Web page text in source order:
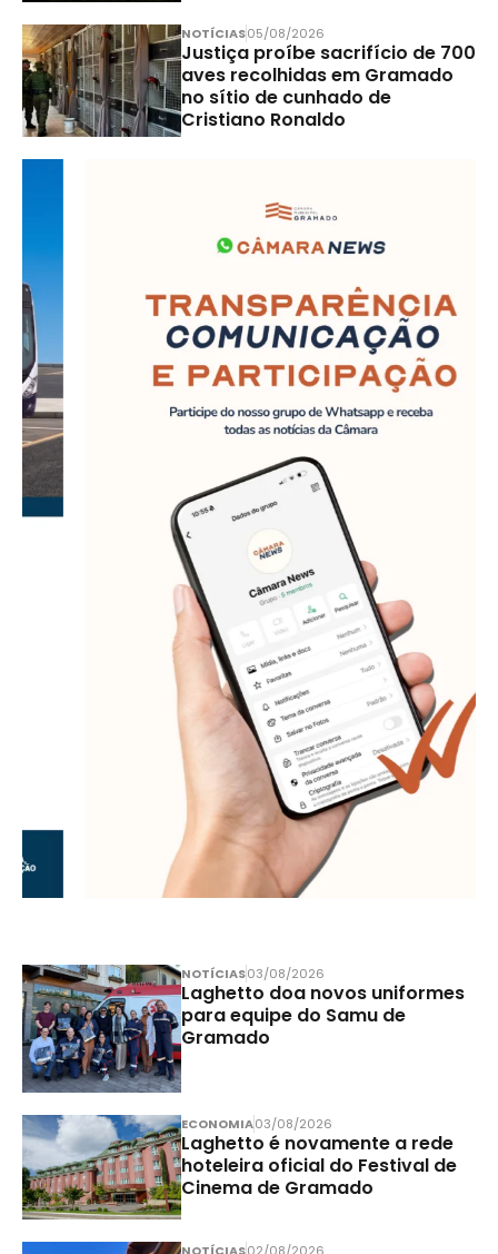
NOTÍCIAS05/08/2026
Justiça proíbe sacrifício de 700
aves recolhidas em Gramado
no sítio de cunhado de
Cristiano Ronaldo
NOTÍCIAS03/08/2026
Laghetto doa novos uniformes
para equipe do Samu de
Gramado
ECONOMIA03/08/2026
Laghetto é novamente a rede
hoteleira oficial do Festival de
Cinema de Gramado